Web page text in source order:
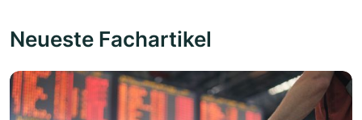
Neueste Fachartikel